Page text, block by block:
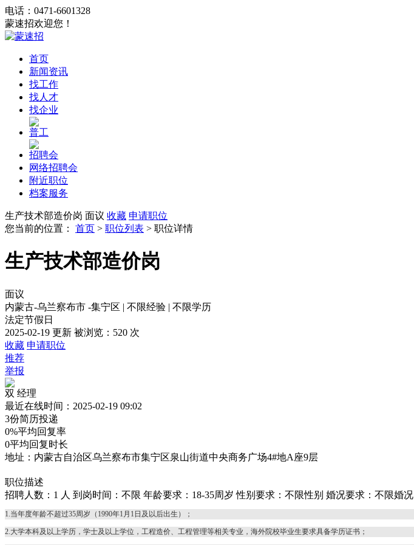
电话：0471-6601328
蒙速招欢迎您！
首页
新闻资讯
找工作
找人才
找企业
普工
招聘会
网络招聘会
附近职位
档案服务
生产技术部造价岗 面议 收藏 申请职位
您当前的位置： 首页 > 职位列表 > 职位详情
生产技术部造价岗
面议
内蒙古-乌兰察布市 -集宁区 | 不限经验 | 不限学历
法定节假日
2025-02-19 更新 被浏览： 520 次
收藏 申请职位
推荐
举报
双 经理
最近在线时间：2025-02-19 09:02
3份简历投递
0%平均回复率
0平均回复时长
地址：内蒙古自治区乌兰察布市集宁区泉山街道中央商务广场4#地A座9层
职位描述
招聘人数：1 人 到岗时间：不限 年龄要求：18-35周岁 性别要求：不限性别 婚况要求：不限婚况
1.当年度年龄不超过35周岁（1990年1月1日及以后出生）；
2.大学本科及以上学历，学士及以上学位，工程造价、工程管理等相关专业，海外院校毕业生要求具备学历证书；